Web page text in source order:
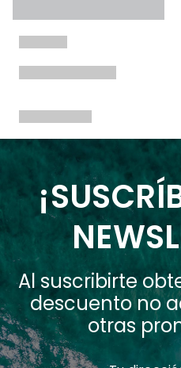
Al suscribirte
descuento no
otras